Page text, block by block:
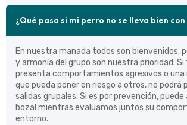
¿Qué pasa si mi perro no se lleva bien
En nuestra manada todos son bienvenidos,
y armonía del grupo son nuestra prioridad.
presenta comportamientos agresivos o
que pueda poner en riesgo a otros, no podrá
salidas grupales. Si es por prevención,
bozal mientras evaluamos juntos su
entorno.